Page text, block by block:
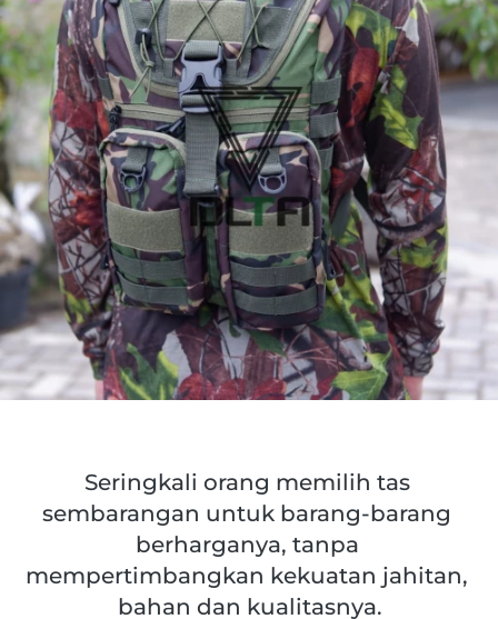
Seringkali orang memilih tas
sembarangan untuk barang-barang
berharganya, tanpa
mempertimbangkan kekuatan jahitan,
bahan dan kualitasnya.